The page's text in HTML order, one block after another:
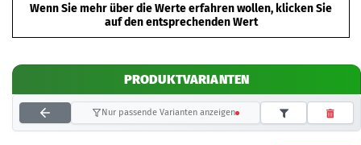
Wenn Sie mehr über die Werte erfahren wollen, klicken Sie
auf den entsprechenden Wert
PRODUKTVARIANTEN
Nur passende Varianten anzeigen